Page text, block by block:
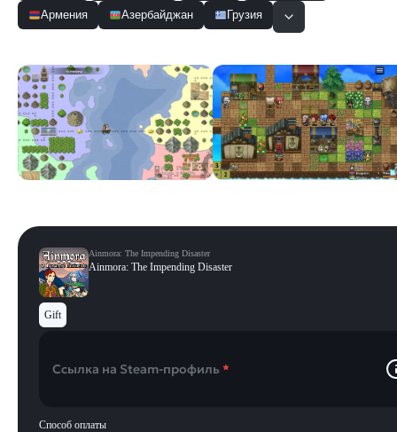
Армения Азербайджан Грузия
Ainmora: The Impending Disaster
Ainmora: The Impending Disaster
Gift
Ссылка на Steam-профиль *
Способ оплаты